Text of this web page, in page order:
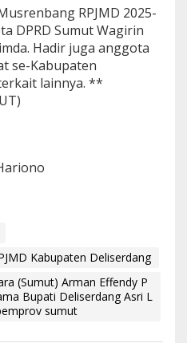
RPJMD 2025-
DPRD Sumut Wagirin
Hadir juga anggota
se-Kabupaten
lainnya. **
Kabupaten Deliserdang
(Sumut) Arman Effendy P
Bupati Deliserdang Asri L
sumut